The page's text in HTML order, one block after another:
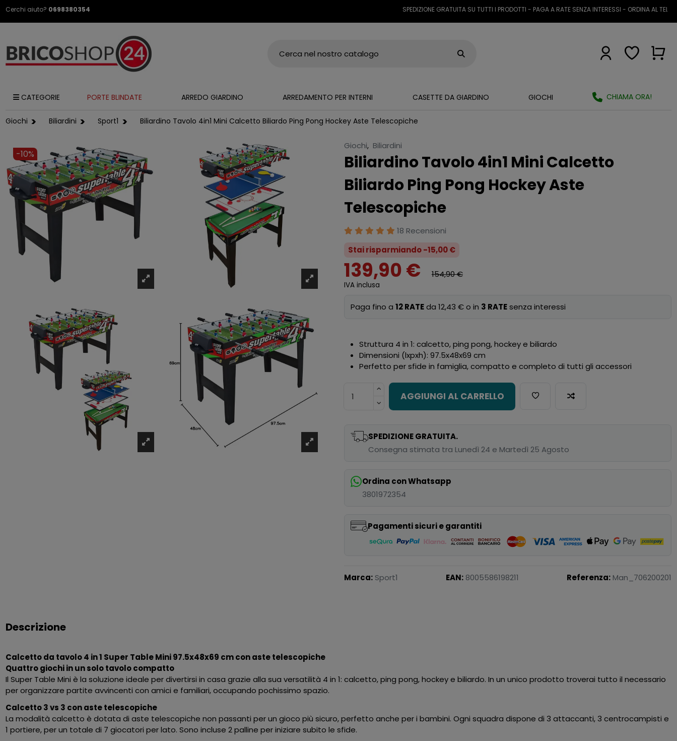
Cerchi aiuto? 0698380354 SPEDIZIONE GRATUITA SU TUTTI I PRODOTTI - PAGA A RATE SENZA INTERESSI - ORDINA AL TELEFONO O
CATEGORIE PORTE BLINDATE ARREDO GIARDINO ARREDAMENTO PER INTERNI CASETTE DA GIARDINO GIOCHI CHIAMA ORA!
Giochi Biliardini Sport1 Biliardino Tavolo 4in1 Mini Calcetto Biliardo Ping Pong Hockey Aste Telescopiche
-10%
Giochi, Biliardini
Biliardino Tavolo 4in1 Mini Calcetto
Biliardo Ping Pong Hockey Aste
Telescopiche
18 Recensioni
Stai risparmiando -15,00 €
139,90 € 154,90 €
IVA inclusa
Paga fino a12 RATEda 12,43 € o in 3 RATEsenza interessi
Struttura 4 in 1: calcetto, ping pong, hockey e biliardo
Dimensioni (lxpxh): 97.5x48x69 cm
Perfetto per sfide in famiglia, compatto e completo di tutti gli accessori
AGGIUNGI AL CARRELLO
SPEDIZIONE GRATUITA.
Consegna stimata tra Lunedì 24 e Martedì 25 Agosto
Ordina con Whatsapp
3801972354
Pagamenti sicuri e garantiti
Marca: Sport1 EAN: 8005586198211 Referenza: Man_706200201
Descrizione
Calcetto da tavolo 4 in 1 Super Table Mini 97.5x48x69 cm con aste telescopiche
Quattro giochi in un solo tavolo compatto
Il Super Table Mini è la soluzione ideale per divertirsi in casa grazie alla sua versatilità 4 in 1: calcetto, ping pong, hockey e biliardo. In un unico prodotto troverai tutto il necessario
per organizzare partite avvincenti con amici e familiari, occupando pochissimo spazio.
Calcetto 3 vs 3 con aste telescopiche
La modalità calcetto è dotata di aste telescopiche non passanti per un gioco più sicuro, perfetto anche per i bambini. Ogni squadra dispone di 3 attaccanti, 3 centrocampisti e
1 portiere, per un totale di 7 giocatori per lato. Sono incluse 2 palline per iniziare subito le sfide.